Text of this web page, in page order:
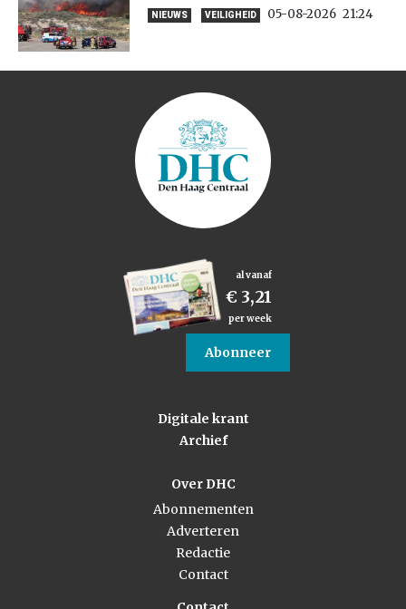
NIEUWS VEILIGHEID 05-08-2026 21:24
al vanaf
€ 3,21
per week
Abonneer
Digitale krant
Archief
Over DHC
Abonnementen
Adverteren
Redactie
Contact